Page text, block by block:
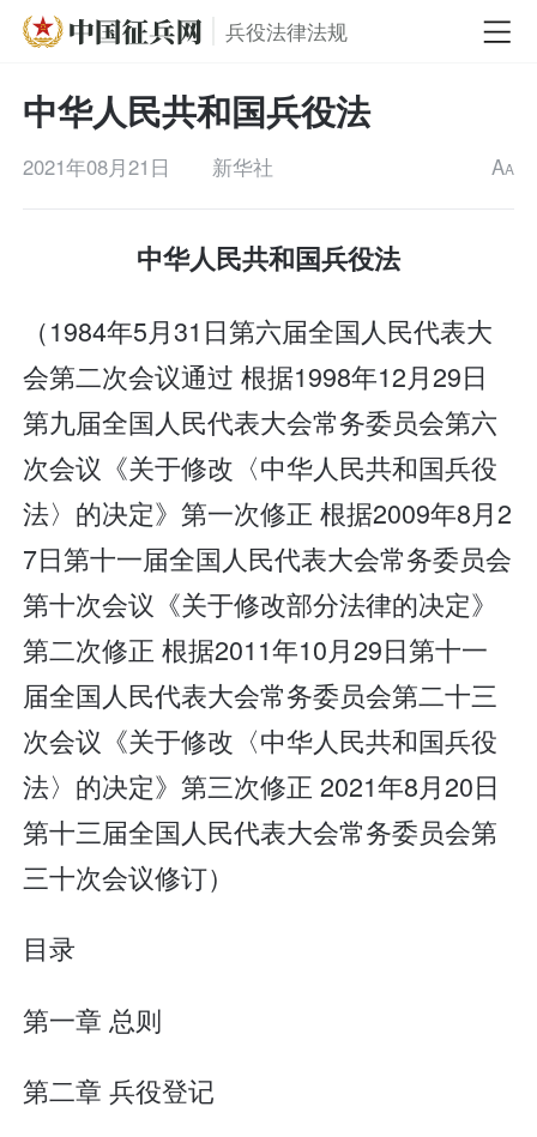
兵役法律法规
中华人民共和国兵役法
2021年08月21日 新华社 AA
中华人民共和国兵役法
（1984年5月31日第六届全国人民代表大
会第二次会议通过 根据1998年12月29日
第九届全国人民代表大会常务委员会第六
次会议《关于修改〈中华人民共和国兵役
法〉的决定》第一次修正 根据2009年8月2
7日第十一届全国人民代表大会常务委员会
第十次会议《关于修改部分法律的决定》
第二次修正 根据2011年10月29日第十一
届全国人民代表大会常务委员会第二十三
次会议《关于修改〈中华人民共和国兵役
法〉的决定》第三次修正 2021年8月20日
第十三届全国人民代表大会常务委员会第
三十次会议修订）
目录
第一章 总则
第二章 兵役登记